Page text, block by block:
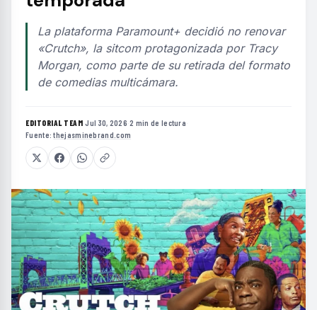
La plataforma Paramount+ decidió no renovar
«Crutch», la sitcom protagonizada por Tracy
Morgan, como parte de su retirada del formato
de comedias multicámara.
EDITORIAL TEAM·Jul 30, 2026·2 min de lectura·
Fuente:thejasminebrand.com